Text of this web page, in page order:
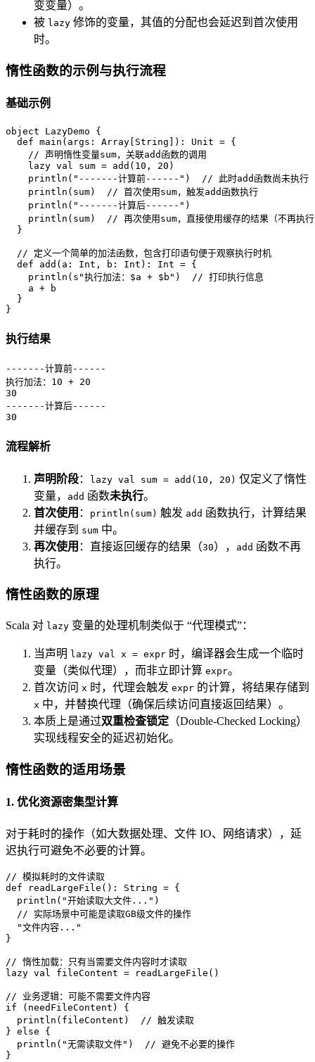
变变量）。
被 lazy 修饰的变量，其值的分配也会延迟到首次使用
时。
惰性函数的示例与执行流程
基础示例
object LazyDemo
{
def main (args: Array [ String ]): Unit = {
// 声明惰性变量sum，关联add函数的调用
lazy val sum = add( 10 , 20 )
    println(
"-------计算前------" )
// 此时add函数尚未执行
    println(sum)
// 首次使用sum，触发add函数执行
    println(
"-------计算后------" )
    println(sum)
// 再次使用sum，直接使用缓存的结果（不再执
  }
// 定义一个简单的加法函数，包含打印语句便于观察执行时机
def
add (a: Int , b: Int ): Int = {
    println(
s"执行加法： $a + $b " )
// 打印执行信息
    a + b
  }
}
执行结果
-------计算前------
执行加法：10 + 20
30
-------计算后------
30
流程解析
声明阶段： lazy val sum = add(10, 20) 仅定义了惰性
变量，
add 函数未执行。
首次使用 ： println(sum) 触发 add 函数执行，计算结果
并缓存到 sum 中。
再次使用 ：直接返回缓存的结果（30）， add 函数不再
执行。
惰性函数的原理
Scala 对 lazy 变量的处理机制类似于 “代理模式”：
当声明 lazy val x = expr 时，编译器会生成一个临时
变量（类似代理），而非立即计算 expr。
首次访问 x 时，代理会触发 expr 的计算，将结果存储到
x 中，并替换代理（确保后续访问直接返回结果）。
本质上是通过双重检查锁定 （Double-Checked Locking）
实现线程安全的延迟初始化。
惰性函数的适用场景
1. 优化资源密集型计算
对于耗时的操作（如大数据处理、文件 IO、网络请求），延
迟执行可避免不必要的计算。
// 模拟耗时的文件读取
def
readLargeFile (): String = {
  println(
"开始读取大文件..." )
// 实际场景中可能是读取GB级文件的操作
"文件内容..."
}
// 惰性加载：只有当需要文件内容时才读取
lazy val fileContent = readLargeFile()
// 业务逻辑：可能不需要文件内容
if (needFileContent) {
  println(fileContent)
// 触发读取
} else {
  println(
"无需读取文件" ) // 避免不必要的操作
}